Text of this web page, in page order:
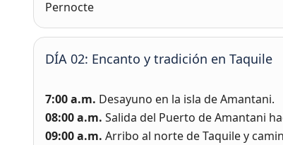
Pernocte
DÍA 02: Encanto y tradición en Taquile
7:00 a.m. Desayuno en la isla de Amantani.
08:00 a.m. Salida del Puerto de Amantani
09:00 a.m. Arribo al norte de Taquile y